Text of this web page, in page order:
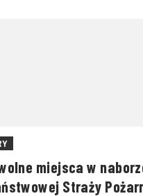
miejsca w
Straży